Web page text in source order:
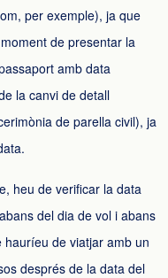
per exemple), ja que
de presentar la
amb data
la canvi de detall
de parella civil), ja
heu de verificar la data
del dia de vol i abans
hauríeu de viatjar amb un
després de la data del